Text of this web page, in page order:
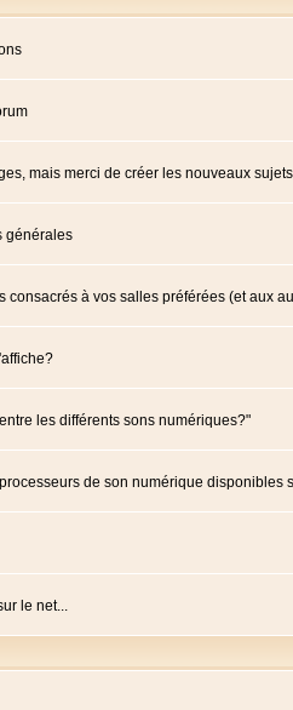
mais merci de créer les nouveaux
générales
consacrés à vos salles préférées (et aux
les différents sons numériques?"
de son numérique disponibles
le net...